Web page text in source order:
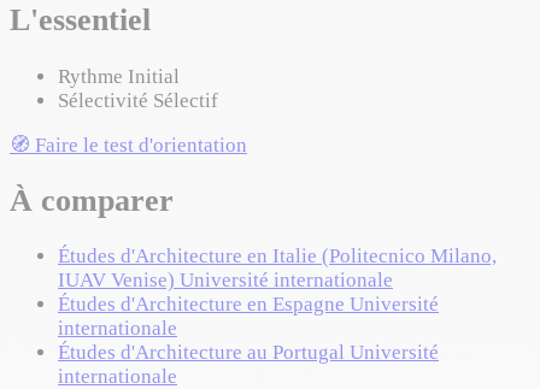
L'essentiel
Rythme Initial
Sélectivité Sélectif
🧭 Faire le test d'orientation
À comparer
Études d'Architecture en Italie (Politecnico Milano,
IUAV Venise) Université internationale
Études d'Architecture en Espagne Université
internationale
Études d'Architecture au Portugal Université
internationale